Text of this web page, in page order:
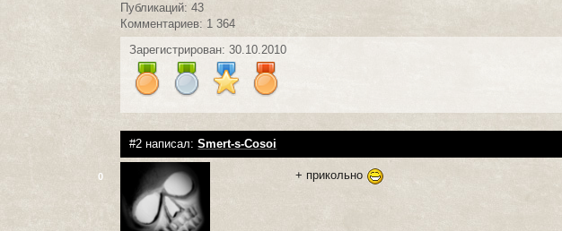
Публикаций: 43
Комментариев: 1 364
Зарегистрирован: 30.10.2010
#2 написал:Smert-s-Cosoi
0 + прикольно